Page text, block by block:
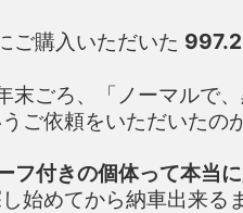
ご購入いただいた
末ごろ、「ノーマルで
ご依頼をいただいたの
フ付きの個体って本当
始めてから納車出来る